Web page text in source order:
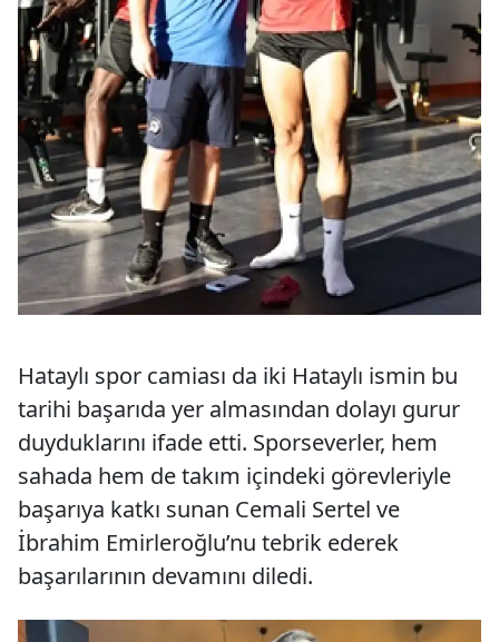
Hataylı spor camiası da iki Hataylı ismin bu
tarihi başarıda yer almasından dolayı gurur
duyduklarını ifade etti. Sporseverler, hem
sahada hem de takım içindeki görevleriyle
başarıya katkı sunan Cemali Sertel ve
İbrahim Emirleroğlu’nu tebrik ederek
başarılarının devamını diledi.